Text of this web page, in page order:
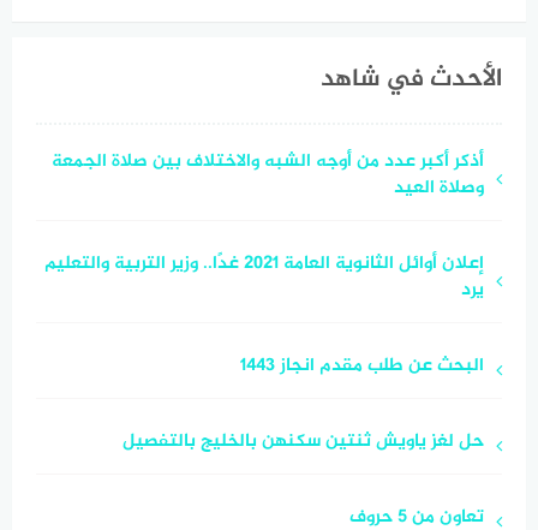
الأحدث في شاهد
أذكر أكبر عدد من أوجه الشبه والاختلاف بين صلاة الجمعة
وصلاة العيد
إعلان أوائل الثانوية العامة 2021 غدًا.. وزير التربية والتعليم
يرد
البحث عن طلب مقدم انجاز 1443
حل لغز ياويش ثنتين سكنهن بالخليج بالتفصيل
تعاون من 5 حروف